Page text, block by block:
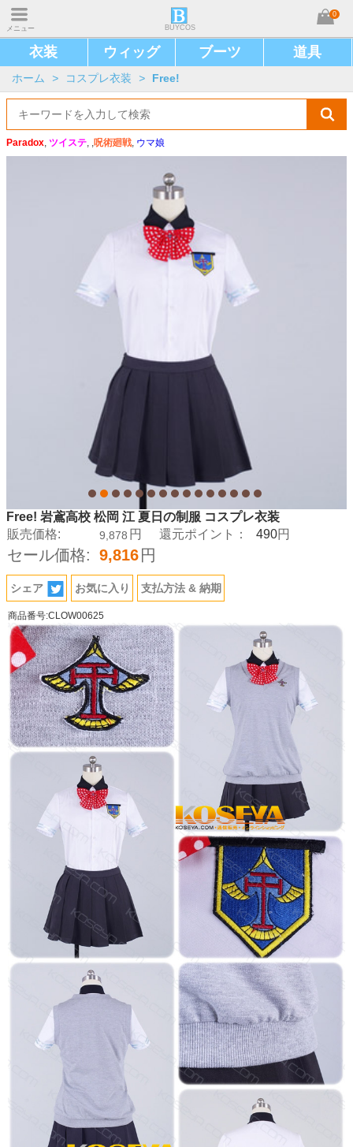
メニュー BUYCOS
0
衣装 ウィッグ ブーツ 道具
ホーム > コスプレ衣装 > Free!
Paradox, ツイステ, ,呪術廻戦, ウマ娘
Free! 岩鳶高校 松岡 江 夏日の制服 コスプレ衣装
販売価格:
9,878 円 還元ポイント： 490円
セール価格: 9,816 円
シェア お気に入り 支払方法 & 納期
商品番号:CLOW00625